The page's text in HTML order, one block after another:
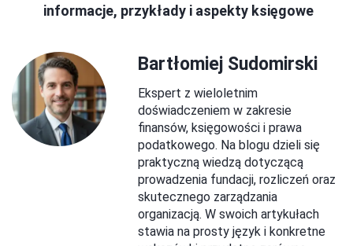
informacje, przykłady i aspekty księgowe
Bartłomiej Sudomirski
Ekspert z wieloletnim
doświadczeniem w zakresie
finansów, księgowości i prawa
podatkowego. Na blogu dzieli się
praktyczną wiedzą dotyczącą
prowadzenia fundacji, rozliczeń oraz
skutecznego zarządzania
organizacją. W swoich artykułach
stawia na prosty język i konkretne